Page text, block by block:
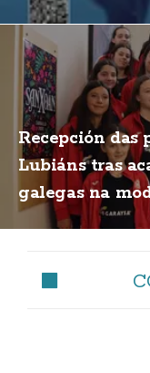
Recepción das
Lubiáns tras
galegas na